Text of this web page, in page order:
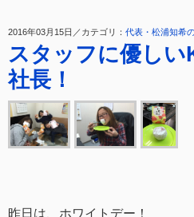
2016年03月15日／カテゴリ： 代表・松浦知希
スタッフに優し
社長！
昨日は、ホワイトデー！